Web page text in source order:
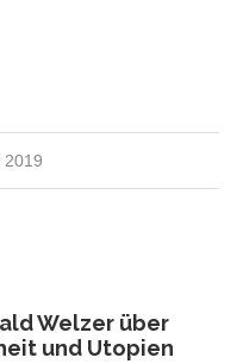
2019
Welzer über
und Utopien